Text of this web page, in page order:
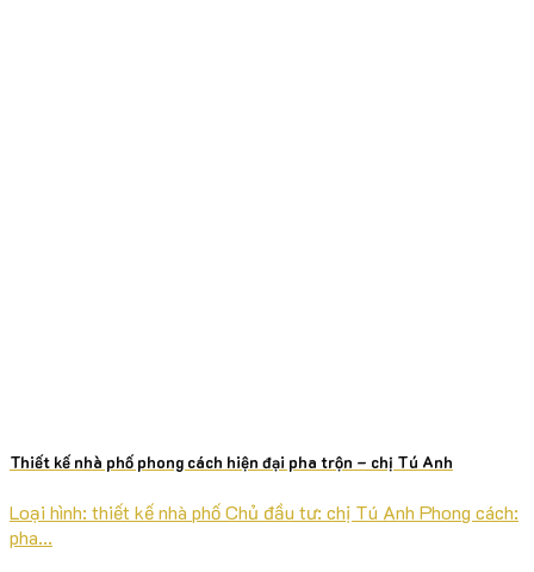
Thiết kế nhà phố phong cách hiện đại pha trộn – chị Tú Anh
Loại hình: thiết kế nhà phố Chủ đầu tư: chị Tú Anh Phong cách:
pha...